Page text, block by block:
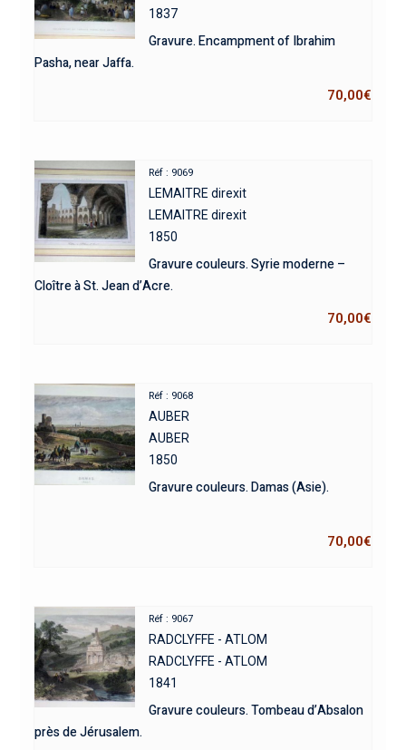
1837
Gravure. Encampment of Ibrahim
Pasha, near Jaffa.
70,00€
Réf : 9069
LEMAITRE direxit
LEMAITRE direxit
1850
Gravure couleurs. Syrie moderne –
Cloître à St. Jean d’Acre.
70,00€
Réf : 9068
AUBER
AUBER
1850
Gravure couleurs. Damas (Asie).
70,00€
Réf : 9067
RADCLYFFE - ATLOM
RADCLYFFE - ATLOM
1841
Gravure couleurs. Tombeau d’Absalon
près de Jérusalem.